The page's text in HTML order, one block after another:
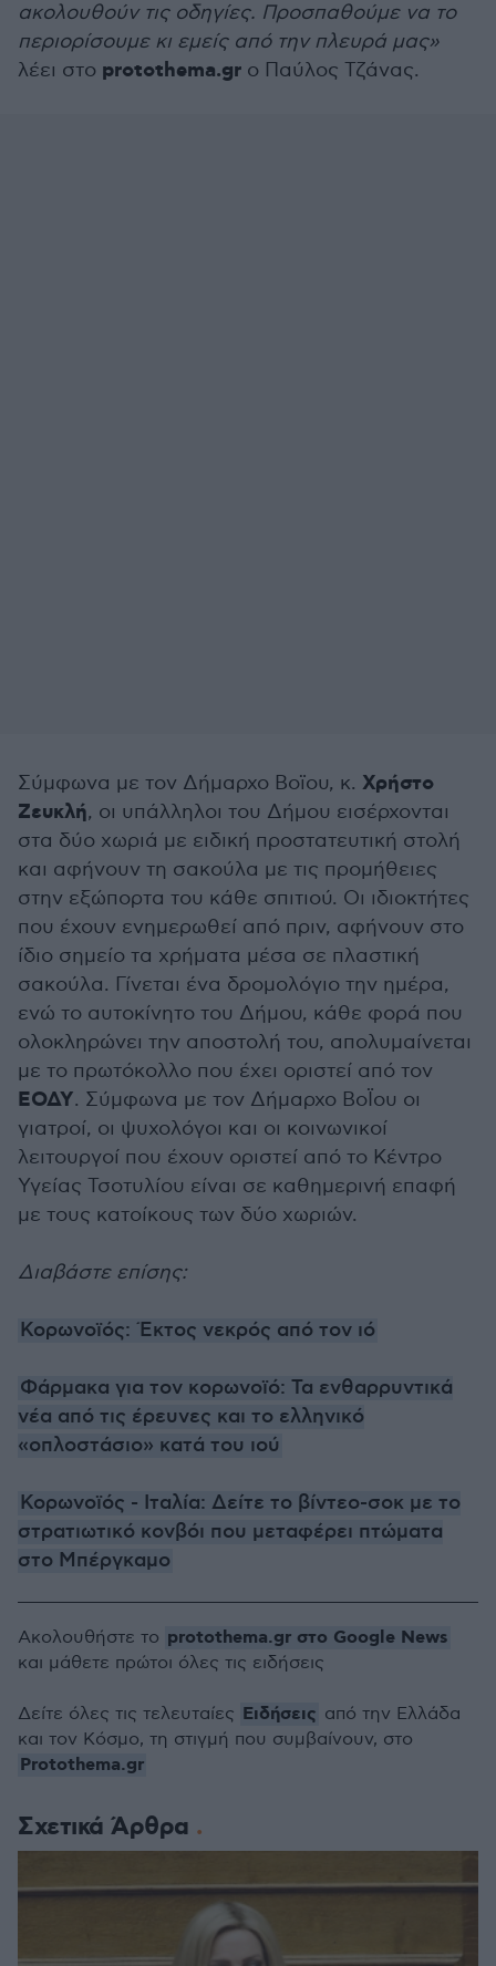
ακολουθούν τις οδηγίες. Προσπαθούμε να το
περιορίσουμε κι εμείς από την πλευρά μας»
λέει στο protothema.gr ο Παύλος Τζάνας.
Σύμφωνα με τον Δήμαρχο Βοϊου, κ. Χρήστο
Ζευκλή, οι υπάλληλοι του Δήμου εισέρχονται
στα δύο χωριά με ειδική προστατευτική στολή
και αφήνουν τη σακούλα με τις προμήθειες
στην εξώπορτα του κάθε σπιτιού. Οι ιδιοκτήτες
που έχουν ενημερωθεί από πριν, αφήνουν στο
ίδιο σημείο τα χρήματα μέσα σε πλαστική
σακούλα. Γίνεται ένα δρομολόγιο την ημέρα,
ενώ το αυτοκίνητο του Δήμου, κάθε φορά που
ολοκληρώνει την αποστολή του, απολυμαίνεται
με το πρωτόκολλο που έχει οριστεί από τον
ΕΟΔΥ. Σύμφωνα με τον Δήμαρχο ΒοΪου οι
γιατροί, οι ψυχολόγοι και οι κοινωνικοί
λειτουργοί που έχουν οριστεί από το Κέντρο
Υγείας Τσοτυλίου είναι σε καθημερινή επαφή
με τους κατοίκους των δύο χωριών.
Διαβάστε επίσης:
Κορωνοϊός: Έκτος νεκρός από τον ιό
Φάρμακα για τον κορωνοϊό: Τα ενθαρρυντικά
νέα από τις έρευνες και το ελληνικό
«οπλοστάσιο» κατά του ιού
Κορωνοϊός - Ιταλία: Δείτε το βίντεο-σοκ με το
στρατιωτικό κονβόι που μεταφέρει πτώματα
στο Μπέργκαμο
Σχετικά Άρθρα
Ακολουθήστε το protothema.gr στο Google News
και μάθετε πρώτοι όλες τις ειδήσεις
Δείτε όλες τις τελευταίες Ειδήσεις από την Ελλάδα
και τον Κόσμο, τη στιγμή που συμβαίνουν, στο
Protothema.gr